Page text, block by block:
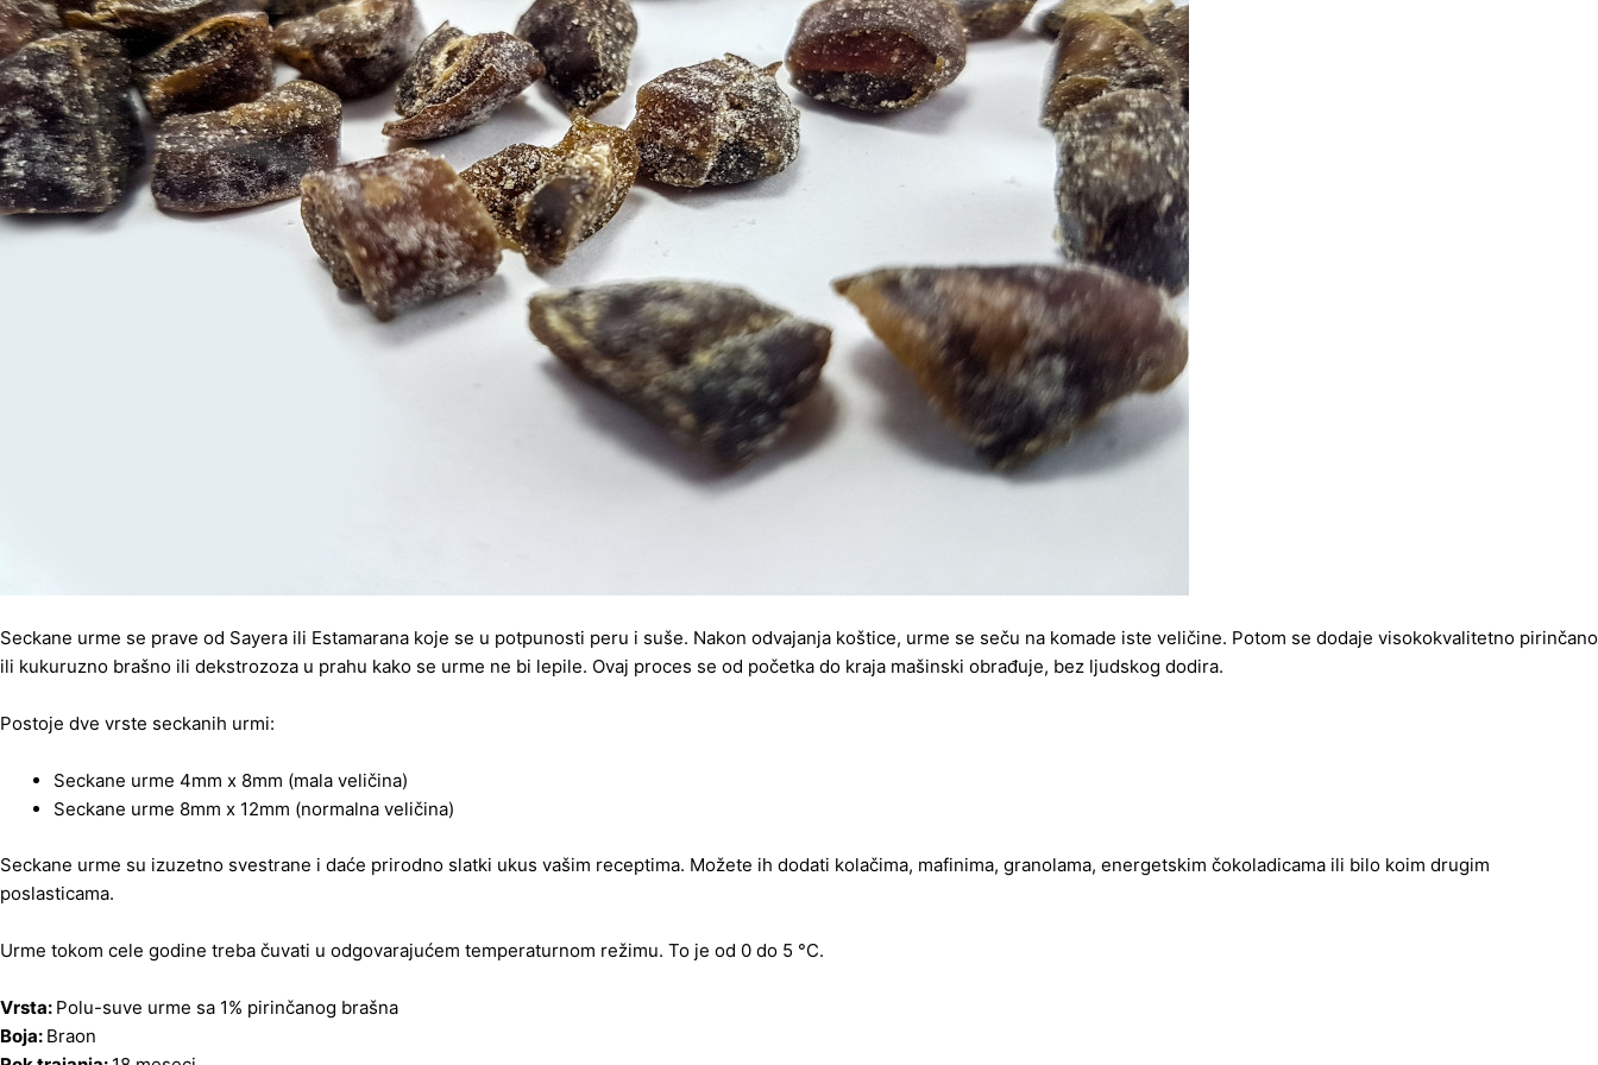
Seckane urme se prave od Sayera ili Estamarana koje se u potpunosti peru i suše. Nakon odvajanja koštice, urme se seču na komade iste veličine. Potom se dodaje visokokvalitetno pirinčano
ili kukuruzno brašno ili dekstrozoza u prahu kako se urme ne bi lepile. Ovaj proces se od početka do kraja mašinski obrađuje, bez ljudskog dodira.
Postoje dve vrste seckanih urmi:
Seckane urme 4mm x 8mm (mala veličina)
Seckane urme 8mm x 12mm (normalna veličina)
Seckane urme su izuzetno svestrane i daće prirodno slatki ukus vašim receptima. Možete ih dodati kolačima, mafinima, granolama, energetskim čokoladicama ili bilo koim drugim
poslasticama.
Urme tokom cele godine treba čuvati u odgovarajućem temperaturnom režimu. To je od 0 do 5 °C.
Vrsta: Polu-suve urme sa 1% pirinčanog brašna
Boja: Braon